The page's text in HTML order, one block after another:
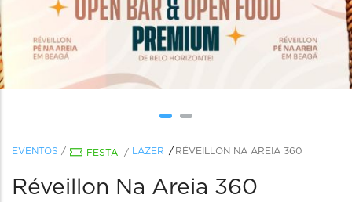
EVENTOS / FESTA / LAZER RÉVEILLON NA AREIA 360
Réveillon Na Areia 360